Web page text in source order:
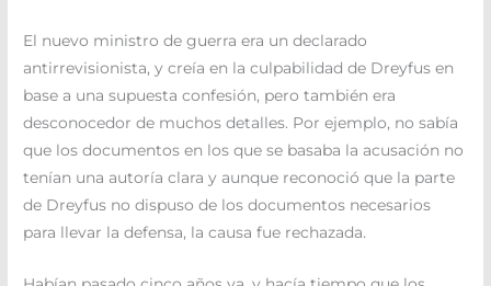
El nuevo ministro de guerra era un declarado
antirrevisionista, y creía en la culpabilidad de Dreyfus en
base a una supuesta confesión, pero también era
desconocedor de muchos detalles. Por ejemplo, no sabía
que los documentos en los que se basaba la acusación no
tenían una autoría clara y aunque reconoció que la parte
de Dreyfus no dispuso de los documentos necesarios
para llevar la defensa, la causa fue rechazada.